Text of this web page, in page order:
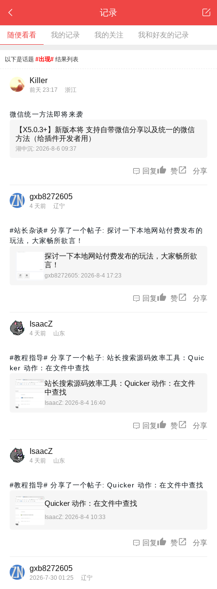
记录
随便看看 我的记录 我的关注 我和好友的记录
以下是话题 #出现# 结果列表
Killer
前天 23:17 浙江
微信统一方法即将来袭
【X5.0.3+】新版本将 支持自带微信分享以及统一的微信
方法（给插件开发者用）
湖中沉: 2026-8-6 09:37
回复 赞 分享
gxb8272605
4 天前 辽宁
#站长杂谈# 分享了一个帖子: 探讨一下本地网站付费发布的
玩法，大家畅所欲言！
探讨一下本地网站付费发布的玩法，大家畅所欲
言！
gxb8272605: 2026-8-4 17:23
回复 赞 分享
IsaacZ
4 天前 山东
#教程指导# 分享了一个帖子: 站长搜索源码效率工具：Quic
ker 动作：在文件中查找
站长搜索源码效率工具：Quicker 动作：在文件
中查找
IsaacZ: 2026-8-4 16:40
回复 赞 分享
IsaacZ
4 天前 山东
#教程指导# 分享了一个帖子: Quicker 动作：在文件中查找
Quicker 动作：在文件中查找
IsaacZ: 2026-8-4 10:33
回复 赞 分享
gxb8272605
2026-7-30 01:25 辽宁